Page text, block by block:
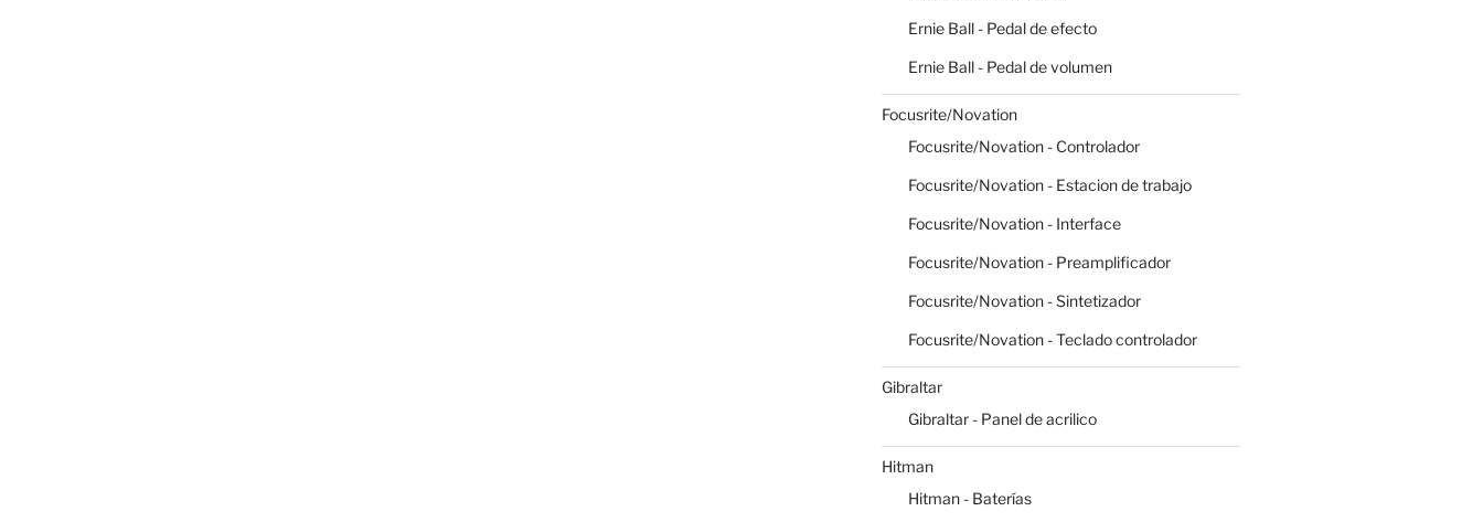
Ernie Ball - Pedal de efecto
Ernie Ball - Pedal de volumen
Focusrite/Novation
Focusrite/Novation - Controlador
Focusrite/Novation - Estacion de trabajo
Focusrite/Novation - Interface
Focusrite/Novation - Preamplificador
Focusrite/Novation - Sintetizador
Focusrite/Novation - Teclado controlador
Gibraltar
Gibraltar - Panel de acrilico
Hitman
Hitman - Baterías